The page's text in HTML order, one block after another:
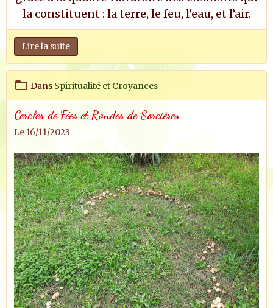
la constituent : la terre, le feu, l’eau, et l’air.
Lire la suite
Dans Spiritualité et Croyances
Cercles de Fées et Rondes de Sorcières
Le 16/11/2023